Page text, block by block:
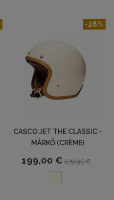
CASCO JET THE CLASSIC -
MÂRKÖ (CRÈME)
199,00 € 279,95 €
-28%